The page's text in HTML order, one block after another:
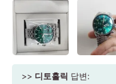
>> 디토홀릭 답변: